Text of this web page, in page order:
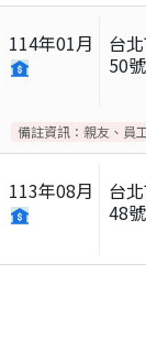
114年01月
台
50
備註資訊： 親友、員
113年08月
台
48